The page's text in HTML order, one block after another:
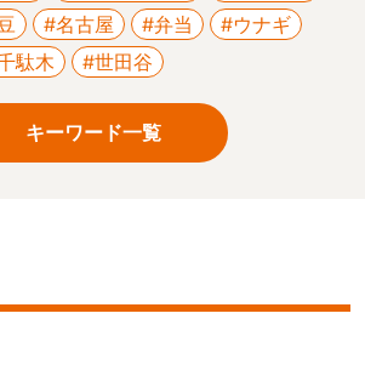
#名古屋 #弁当
#ウナギ
駄木 #世田谷
キーワード一覧